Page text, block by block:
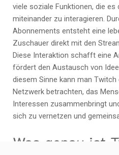
viele soziale Funktionen, die
miteinander zu interagieren.
Abonnements entsteht eine
Zuschauer direkt mit den
Diese Interaktion schafft eine
fördert den Austausch von
diesem Sinne kann man
Netzwerk betrachten, das
Interessen zusammenbringt
sich zu vernetzen und
Was genau ist